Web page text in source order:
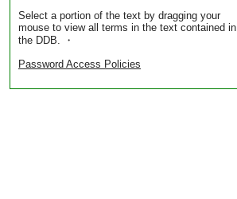
Select a portion of the text by dragging your
mouse to view all terms in the text contained in
the DDB. ・
Password Access Policies